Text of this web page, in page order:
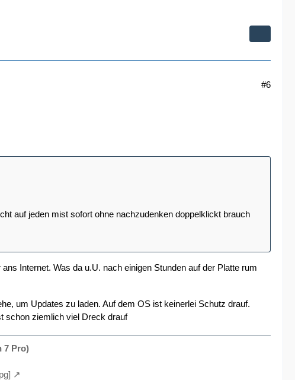
#6
auf jeden mist sofort ohne nachzudenken doppelklickt brauch
Internet. Was da u.U. nach einigen Stunden auf der Platte rum
um Updates zu laden. Auf dem OS ist keinerlei Schutz drauf.
schon ziemlich viel Dreck drauf
7 Pro)